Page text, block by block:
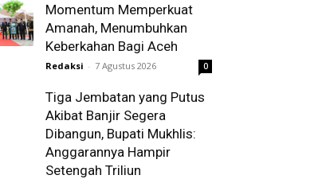
Momentum Memperkuat
Amanah, Menumbuhkan
Keberkahan Bagi Aceh
Redaksi - 7 Agustus 2026 0
Tiga Jembatan yang Putus
Akibat Banjir Segera
Dibangun, Bupati Mukhlis:
Anggarannya Hampir
Setengah Triliun